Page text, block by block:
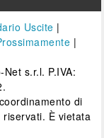
Uscite |
|
s.r.l. P.IVA:
di
È vietata